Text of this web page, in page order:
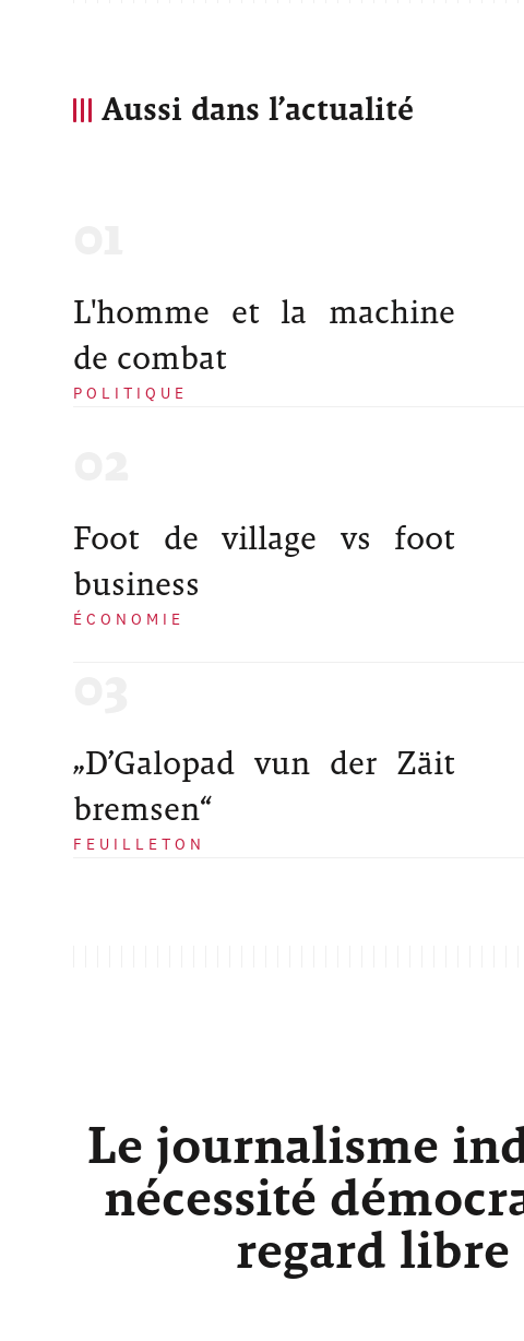
Aussi dans l’actualité
L'homme et la machine
de combat
POLITIQUE
Foot de village vs foot
business
ÉCONOMIE
„D’Galopad vun der Zäit
bremsen“
FEUILLETON
Le journalisme
nécessité
regard